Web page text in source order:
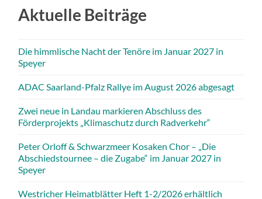
Aktuelle Beiträge
Die himmlische Nacht der Tenöre im Januar 2027 in
Speyer
ADAC Saarland-Pfalz Rallye im August 2026 abgesagt
Zwei neue in Landau markieren Abschluss des
Förderprojekts „Klimaschutz durch Radverkehr“
Peter Orloff & Schwarzmeer Kosaken Chor – „Die
Abschiedstournee – die Zugabe“ im Januar 2027 in
Speyer
Westricher Heimatblätter Heft 1-2/2026 erhältlich